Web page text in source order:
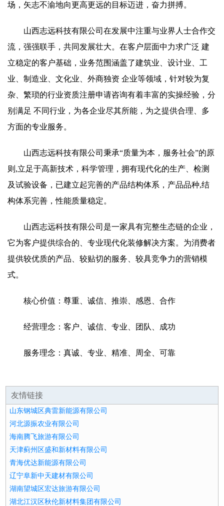
场，矢志不渝地向更高更远的目标迈进，奋力拼搏。
山西志远科技有限公司在发展中注重与业界人士合作交
流，强强联手，共同发展壮大。在客户层面中力求广泛 建
立稳定的客户基础，业务范围涵盖了建筑业、设计业、工
业、制造业、文化业、外商独资 企业等领域，针对较为复
杂、繁琐的行业资质注册申请咨询有着丰富的实操经验，分
别满足 不同行业，为各企业尽其所能，为之提供合理、多
方面的专业服务。
山西志远科技有限公司秉承“质量为本，服务社会”的原
则,立足于高新技术，科学管理，拥有现代化的生产、检测
及试验设备，已建立起完善的产品结构体系，产品品种,结
构体系完善，性能质量稳定。
山西志远科技有限公司是一家具有完整生态链的企业，
它为客户提供综合的、专业现代化装修解决方案。为消费者
提供较优质的产品、较贴切的服务、较具竞争力的营销模
式。
核心价值：尊重、诚信、推崇、感恩、合作
经营理念：客户、诚信、专业、团队、成功
服务理念：真诚、专业、精准、周全、可靠
友情链接
山东钢城区典雷新能源有限公司
河北源振农业有限公司
海南腾飞旅游有限公司
天津蓟州区盛和新材料有限公司
青海优达新能源有限公司
辽宁阜新中天建材有限公司
湖南望城区宏达旅游有限公司
湖北江汉区秋伦新材料集团有限公司